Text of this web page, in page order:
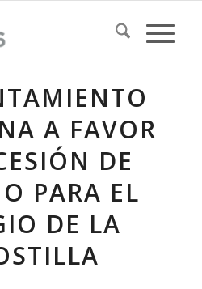
A FAVOR
DE
PARA EL
DE LA